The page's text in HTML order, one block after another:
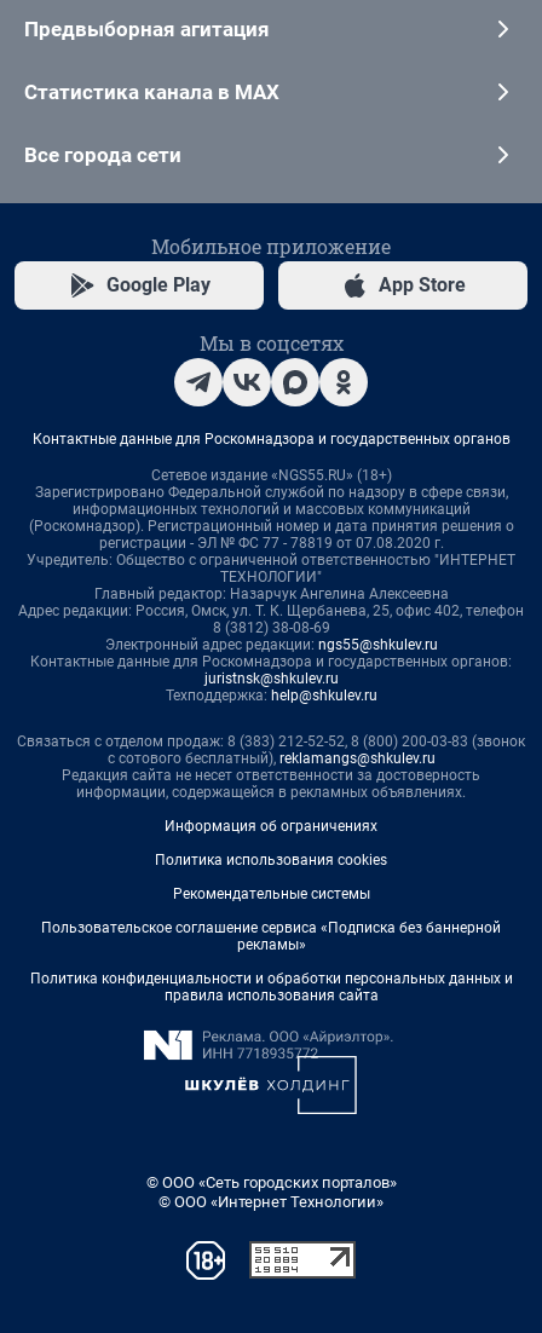
Предвыборная агитация
Статистика канала в MAX
Все города сети
Мобильное приложение
Google Play App Store
Мы в соцсетях
Контактные данные для Роскомнадзора и государственных органов
Сетевое издание «NGS55.RU» (18+)
Зарегистрировано Федеральной службой по надзору в сфере связи,
информационных технологий и массовых коммуникаций
(Роскомнадзор). Регистрационный номер и дата принятия решения о
регистрации - ЭЛ № ФС 77 - 78819 от 07.08.2020 г.
Учредитель: Общество с ограниченной ответственностью "ИНТЕРНЕТ
ТЕХНОЛОГИИ"
Главный редактор: Назарчук Ангелина Алексеевна
Адрес редакции: Россия, Омск, ул. Т. К. Щербанева, 25, офис 402, телефон
8 (3812) 38-08-69
Электронный адрес редакции: ngs55@shkulev.ru
Контактные данные для Роскомнадзора и государственных органов:
juristnsk@shkulev.ru
Техподдержка: help@shkulev.ru
Связаться с отделом продаж: 8 (383) 212-52-52, 8 (800) 200-03-83 (звонок
с сотового бесплатный), reklamangs@shkulev.ru
Редакция сайта не несет ответственности за достоверность
информации, содержащейся в рекламных объявлениях.
Информация об ограничениях
Политика использования cookies
Рекомендательные системы
Пользовательское соглашение сервиса «Подписка без баннерной
рекламы»
Политика конфиденциальности и обработки персональных данных и
правила использования сайта
© ООО «Сеть городских порталов»
© ООО «Интернет Технологии»